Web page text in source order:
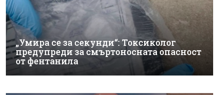
„Умира се за секунди“: Токсиколог
предупреди за смъртоносната опасност
от фентанила